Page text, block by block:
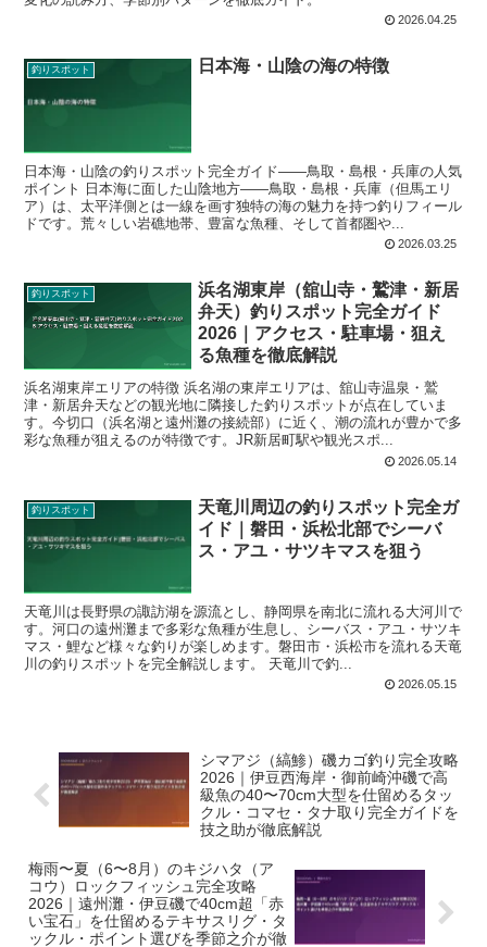
2026.04.25
釣りスポット 日本海・山陰の海の特徴
日本海・山陰の釣りスポット完全ガイド——鳥取・島根・兵庫の人気
ポイント 日本海に面した山陰地方——鳥取・島根・兵庫（但馬エリ
ア）は、太平洋側とは一線を画す独特の海の魅力を持つ釣りフィール
ドです。荒々しい岩礁地帯、豊富な魚種、そして首都圏や...
2026.03.25
釣りスポット
浜名湖東岸（舘山寺・鷲津・新居
弁天）釣りスポット完全ガイド
2026｜アクセス・駐車場・狙え
る魚種を徹底解説
浜名湖東岸エリアの特徴 浜名湖の東岸エリアは、舘山寺温泉・鷲
津・新居弁天などの観光地に隣接した釣りスポットが点在していま
す。今切口（浜名湖と遠州灘の接続部）に近く、潮の流れが豊かで多
彩な魚種が狙えるのが特徴です。JR新居町駅や観光スポ...
2026.05.14
釣りスポット
天竜川周辺の釣りスポット完全ガ
イド｜磐田・浜松北部でシーバ
ス・アユ・サツキマスを狙う
天竜川は長野県の諏訪湖を源流とし、静岡県を南北に流れる大河川で
す。河口の遠州灘まで多彩な魚種が生息し、シーバス・アユ・サツキ
マス・鯉など様々な釣りが楽しめます。磐田市・浜松市を流れる天竜
川の釣りスポットを完全解説します。 天竜川で釣...
2026.05.15
シマアジ（縞鯵）磯カゴ釣り完全攻略
2026｜伊豆西海岸・御前崎沖磯で高
級魚の40〜70cm大型を仕留めるタッ
クル・コマセ・タナ取り完全ガイドを
技之助が徹底解説
梅雨〜夏（6〜8月）のキジハタ（ア
コウ）ロックフィッシュ完全攻略
2026｜遠州灘・伊豆磯で40cm超「赤
い宝石」を仕留めるテキサスリグ・タ
ックル・ポイント選びを季節之介が徹